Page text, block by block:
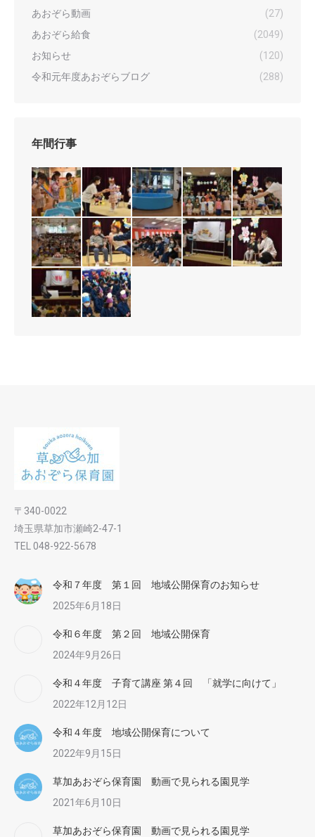
あおぞら動画
(27)
あおぞら給食
(2049)
お知らせ
(120)
令和元年度あおぞらブログ
(288)
年間行事
〒340-0022
埼玉県草加市瀬崎2-47-1
TEL 048-922-5678
令和７年度 第１回 地域公開保育のお知らせ
2025年6月18日
令和６年度 第２回 地域公開保育
2024年9月26日
令和４年度 子育て講座 第４回 「就学に向けて」
2022年12月12日
令和４年度 地域公開保育について
2022年9月15日
草加あおぞら保育園 動画で見られる園見学
2021年6月10日
草加あおぞら保育園 動画で見られる園見学